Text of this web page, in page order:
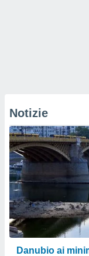
Notizie
Danubio ai